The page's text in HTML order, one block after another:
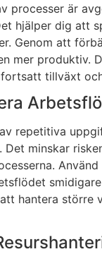
processer är
hjälper dig att
Genom att
mer produktiv.
tillväxt
repetitiva
Det minskar
hantera större